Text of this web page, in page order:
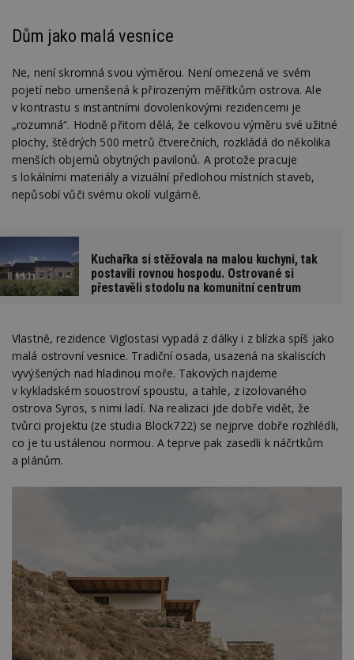
Dům jako malá vesnice
Ne, není skromná svou výměrou. Není omezená ve svém
pojetí nebo umenšená k přirozeným měřítkům ostrova. Ale
v kontrastu s instantními dovolenkovými rezidencemi je
„rozumná“. Hodně přitom dělá, že celkovou výměru své užitné
plochy, štědrých 500 metrů čtverečních, rozkládá do několika
menších objemů obytných pavilonů. A protože pracuje
s lokálními materiály a vizuální předlohou místních staveb,
nepůsobí vůči svému okolí vulgárně.
Kuchařka si stěžovala na malou kuchyni, tak
postavili rovnou hospodu. Ostrované si
přestavěli stodolu na komunitní centrum
Vlastně, rezidence Viglostasi vypadá z dálky i z blízka spíš jako
malá ostrovní vesnice. Tradiční osada, usazená na skaliscích
vyvýšených nad hladinou moře. Takových najdeme
v kykladském souostroví spoustu, a tahle, z izolovaného
ostrova Syros, s nimi ladí. Na realizaci jde dobře vidět, že
tvůrci projektu (ze studia Block722) se nejprve dobře rozhlédli,
co je tu ustálenou normou. A teprve pak zasedli k náčrtkům
a plánům.